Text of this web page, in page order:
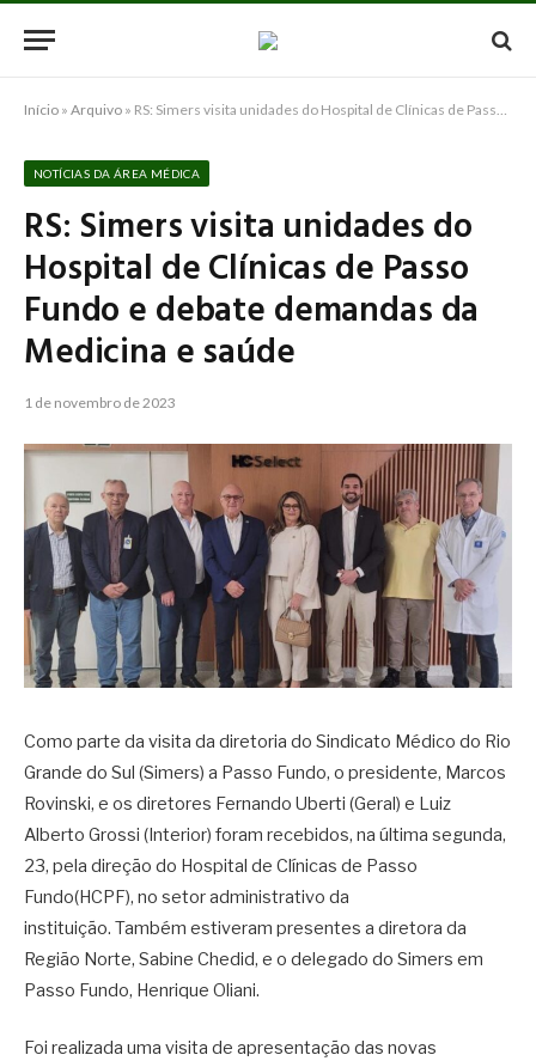
Início » Arquivo » RS: Simers visita unidades do Hospital de Clínicas de Passo Fundo e debate demandas da Medicina e saúde
NOTÍCIAS DA ÁREA MÉDICA
RS: Simers visita unidades do
Hospital de Clínicas de Passo
Fundo e debate demandas da
Medicina e saúde
1 de novembro de 2023
Como parte da visita da diretoria do Sindicato Médico do Rio
Grande do Sul (Simers) a Passo Fundo, o presidente, Marcos
Rovinski, e os diretores Fernando Uberti (Geral) e Luiz
Alberto Grossi (Interior) foram recebidos, na última segunda,
23, pela direção do Hospital de Clínicas de Passo
Fundo(HCPF), no setor administrativo da
instituição. Também estiveram presentes a diretora da
Região Norte, Sabine Chedid, e o delegado do Simers em
Passo Fundo, Henrique Oliani.
Foi realizada uma visita de apresentação das novas